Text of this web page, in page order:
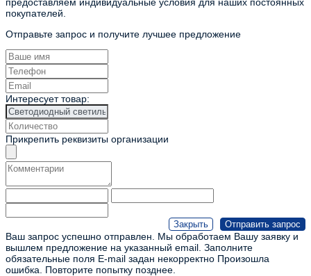
покупателей.
Отправьте запрос и получите лучшее предложение
Интересует товар:
Прикрепить реквизиты организации
Ваш запрос успешно отправлен. Мы обработаем Вашу заявку и
вышлем предложение на указанный email. Заполните
обязательные поля E-mail задан некорректно Произошла
ошибка. Повторите попытку позднее.